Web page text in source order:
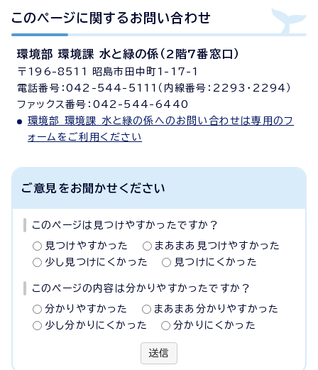
このページに関する お問い合わせ
環境部 環境課 水と緑の係（2階7番窓口）
〒196-8511 昭島市田中町1-17-1
電話番号：042-544-5111（内線番号：2293・2294）
ファックス番号：042-544-6440
環境部 環境課 水と緑の係へのお問い合わせは専用のフ
ォームをご利用ください
ご意見をお聞かせください
このページは見つけやすかったですか？
見つけやすかった
まあまあ見つけやすかった
少し見つけにくかった
見つけにくかった
このページの内容は分かりやすかったですか？
分かりやすかった
まあまあ分かりやすかった
少し分かりにくかった
分かりにくかった
送信